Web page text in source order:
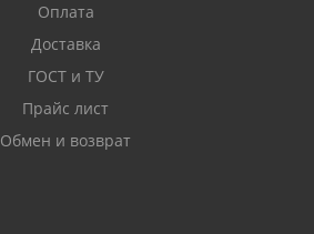
Оплата
Доставка
ГОСТ и ТУ
Прайс лист
Обмен и возврат